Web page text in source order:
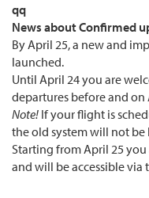
qq
News about Confirmed
By April 25, a new and
launched.
Until April 24 you are
departures before and on
Note! If your flight is
the old system will not be
Starting from April 25
and will be accessible via